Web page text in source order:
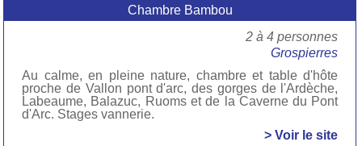
Chambre Bambou
2 à 4 personnes
Grospierres
Au calme, en pleine nature, chambre et table d'hôte
proche de Vallon pont d'arc, des gorges de l'Ardèche,
Labeaume, Balazuc, Ruoms et de la Caverne du Pont
d'Arc. Stages vannerie.
> Voir le site